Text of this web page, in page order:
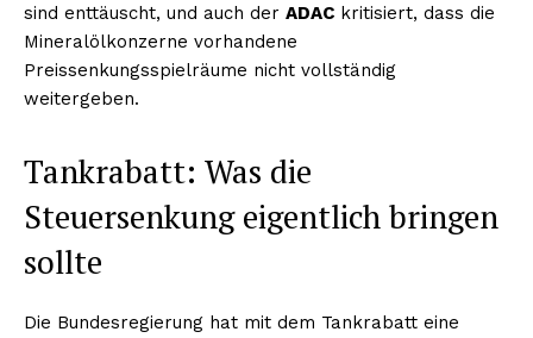
sind enttäuscht, und auch der ADAC kritisiert, dass die
Mineralölkonzerne vorhandene
Preissenkungsspielräume nicht vollständig
weitergeben.
Tankrabatt: Was die
Steuersenkung eigentlich bringen
sollte
Die Bundesregierung hat mit dem Tankrabatt eine